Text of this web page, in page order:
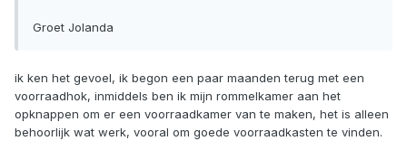
Groet Jolanda
ik ken het gevoel, ik begon een paar maanden terug met een
voorraadhok, inmiddels ben ik mijn rommelkamer aan het
opknappen om er een voorraadkamer van te maken, het is alleen
behoorlijk wat werk, vooral om goede voorraadkasten te vinden.